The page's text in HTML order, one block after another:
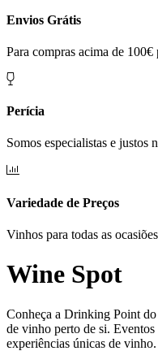
Envios Grátis
Para compras acima de
Perícia
Somos especialistas e justos
Variedade de Preços
Vinhos para todas as ocasiões
Wine Spot
Conheça a Drinking Point
de vinho perto de si.
experiências únicas de vinho.